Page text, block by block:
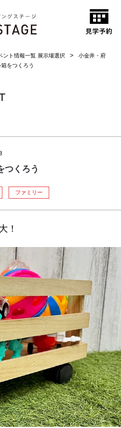
ント情報一覧 展示場選択
小金井・府
をつくろう
つくろう
ファミリー
！